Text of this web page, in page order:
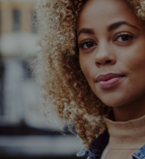
Käyttöönotto
Tilaa
Yläkoulu
Oppiainesarjat